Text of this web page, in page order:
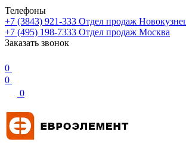
Телефоны
+7 (3843) 921-333 Отдел продаж
+7 (495) 198-7333 Отдел продаж Москва
Заказать звонок
0
0
0